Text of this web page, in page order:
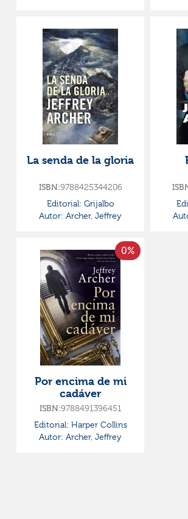
La senda de la gloria
ISBN:9788425344206
Editorial: Grijalbo
Autor: Archer, Jeffrey
0%
Por encima de mi
cadáver
ISBN:9788491396451
Editorial: Harper Collins
Autor: Archer, Jeffrey